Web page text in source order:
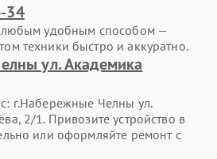
34
любым удобным способом —
техники быстро и аккуратно.
ул. Академика
г.Набережные Челны ул.
2/1. Привозите устройство в
или оформляйте ремонт с